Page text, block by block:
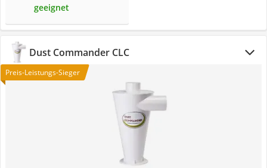
geeignet
Dust Commander CLC
Preis-Leistungs-Sieger